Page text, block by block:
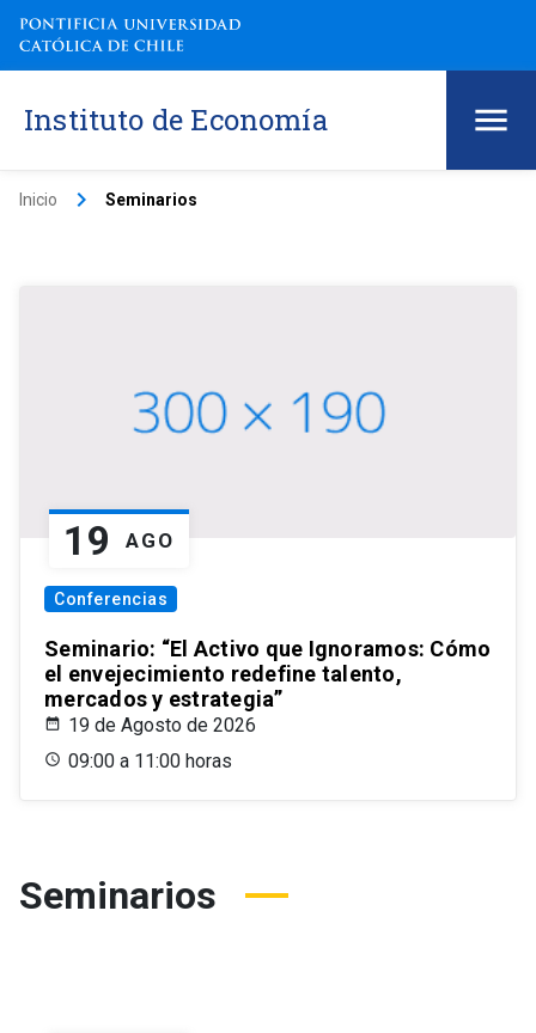
Instituto de Economía
Inicio keyboard_arrow_right Seminarios
19 AGO
Conferencias
Seminario: “El Activo que Ignoramos: Cómo
el envejecimiento redefine talento,
mercados y estrategia”
19 de Agosto de 2026
09:00 a 11:00 horas
Seminarios